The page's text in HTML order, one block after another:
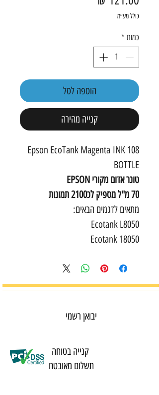
כולל מע״מ
כמות *
הוספה לסל
קנייה מהירה
108 Epson EcoTank Magenta INK
BOTTLE
טונר אדום מקורי EPSON
70 מ"ל מספיק לכ2100 תמונות
מתאים לדגמים הבאים:
Ecotank L8050
Ecotank 18050
יבואן רשמי
קנייה בטוחה
תשלום מאובטח